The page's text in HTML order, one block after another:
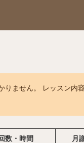
ません。 レッスン内
数・時間 月